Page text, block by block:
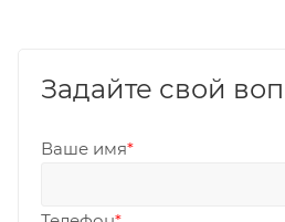
Задайте свой
Ваше имя*